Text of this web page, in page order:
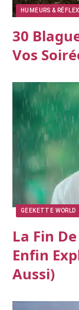
HUMEURS &
30
Vos
GEEKETTE WORLD
La Fin
Enfin
Aussi)